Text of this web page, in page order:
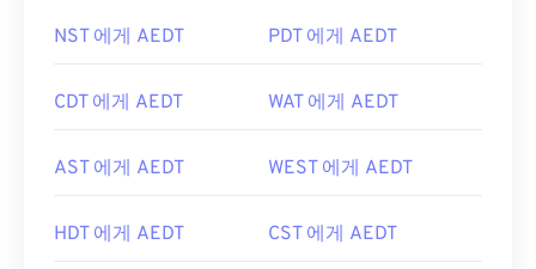
NST 에게 AEDT PDT 에게 AEDT
CDT 에게 AEDT WAT 에게 AEDT
AST 에게 AEDT WEST 에게 AEDT
HDT 에게 AEDT CST 에게 AEDT